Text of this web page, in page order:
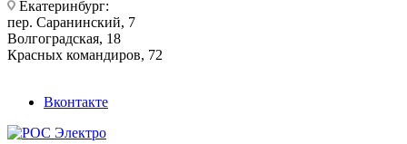
Екатеринбург:
пер. Саранинский, 7
Волгоградская, 18
Красных командиров, 72
Вконтакте